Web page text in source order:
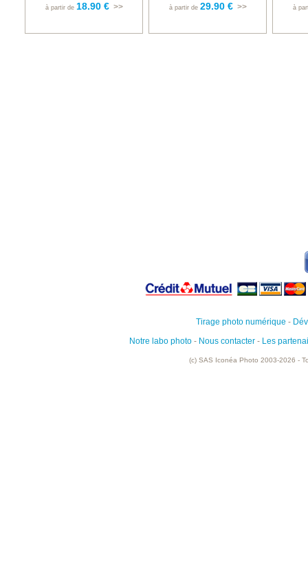
à partir de 18.90 €>> à partir de 29.90 €>> à
Tirage photo numérique -
Notre labo photo - Nous contacter - Les
(c) SAS Iconéa Photo 2003-2026 -